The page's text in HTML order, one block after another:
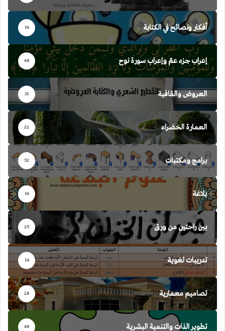
أفكار ونصائح في الكتابة 16
إعراب جزء عمّ وإعراب سورة نوح 68
العروض والقافية 31
العمارة الخضراء 22
برامج ومكتبات 52
بلاغة 16
بين راحتين من ورق 25
تدريبات لغوية 14
تصاميم معمارية 28
تطوير الذات والتنمية البشرية 68